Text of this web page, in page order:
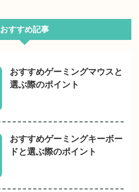
おすすめ記事
おすすめゲーミングマウスと
選ぶ際のポイント
おすすめゲーミングキーボー
ドと選ぶ際のポイント